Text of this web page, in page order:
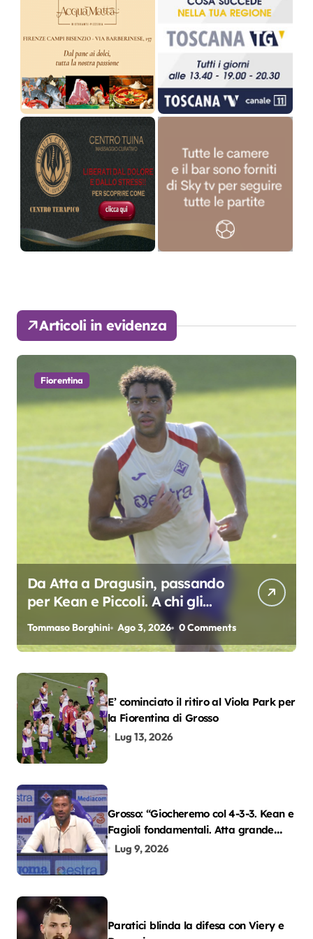
Articoli in evidenza
Fiorentina
Da Atta a Dragusin, passando
per Kean e Piccoli. A chi gli
oscar del precampionato?
Tommaso Borghini Ago 3, 2026 0 Comments
E’ cominciato il ritiro al Viola Park per
la Fiorentina di Grosso
Lug 13, 2026
Grosso: “Giocheremo col 4-3-3. Kean e
Fagioli fondamentali. Atta grande
colpo”
Lug 9, 2026
Paratici blinda la difesa con Viery e